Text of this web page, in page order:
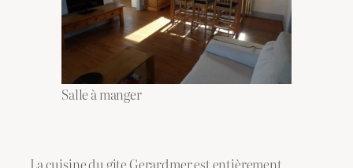
Salle à manger